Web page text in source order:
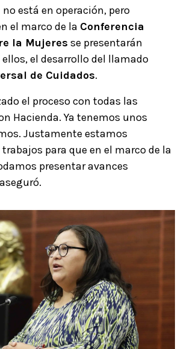
está en operación, pero
el marco de la Conferencia
la Mujeres se presentarán
el desarrollo del llamado
de Cuidados.
el proceso con todas las
Hacienda. Ya tenemos unos
Justamente estamos
para que en el marco de la
presentar avances